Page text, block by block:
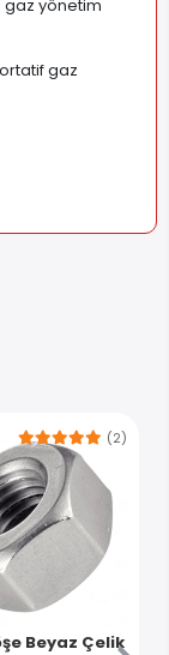
gaz yönetim
gaz
Beyaz Çelik
(2)